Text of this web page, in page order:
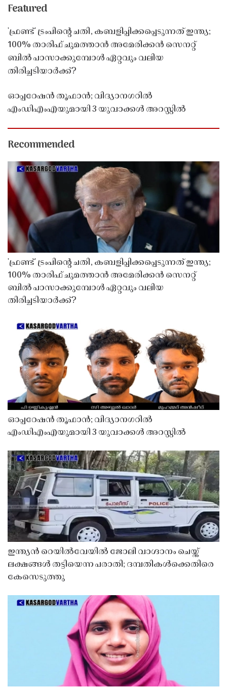
Featured
'ഫ്രണ്ട്' ട്രംപിന്റെ ചതി, കബളിപ്പിക്കപ്പെടുന്നത് ഇന്ത്യ;
100% താരിഫ് ചുമത്താൻ അമേരിക്കൻ സെനറ്റ്
ബിൽ പാസാക്കുമ്പോൾ ഏറ്റവും വലിയ
തിരിച്ചടിയാർക്ക്?
ഓപ്പറേഷൻ തൂഫാൻ; വിദ്യാനഗറിൽ
എംഡിഎംഎയുമായി 3 യുവാക്കൾ അറസ്റ്റിൽ
Recommended
'ഫ്രണ്ട്' ട്രംപിന്റെ ചതി, കബളിപ്പിക്കപ്പെടുന്നത് ഇന്ത്യ;
100% താരിഫ് ചുമത്താൻ അമേരിക്കൻ സെനറ്റ്
ബിൽ പാസാക്കുമ്പോൾ ഏറ്റവും വലിയ
തിരിച്ചടിയാർക്ക്?
ഓപ്പറേഷൻ തൂഫാൻ; വിദ്യാനഗറിൽ
എംഡിഎംഎയുമായി 3 യുവാക്കൾ അറസ്റ്റിൽ
ഇന്ത്യൻ റെയിൽവേയിൽ ജോലി വാഗ്ദാനം ചെയ്ത്
ലക്ഷങ്ങൾ തട്ടിയെന്ന പരാതി; ദമ്പതികൾക്കെതിരെ
കേസെടുത്തു